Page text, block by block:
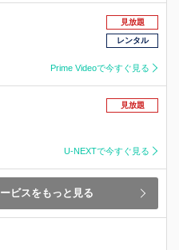
見放題
レンタル
Prime Videoで今すぐ見る
見放題
U-NEXTで今すぐ見る
ビスをもっと見る